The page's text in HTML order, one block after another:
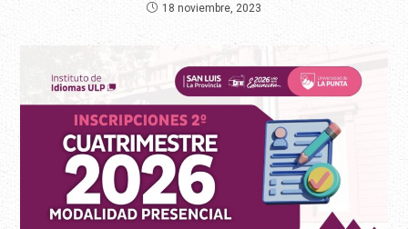
18 noviembre, 2023